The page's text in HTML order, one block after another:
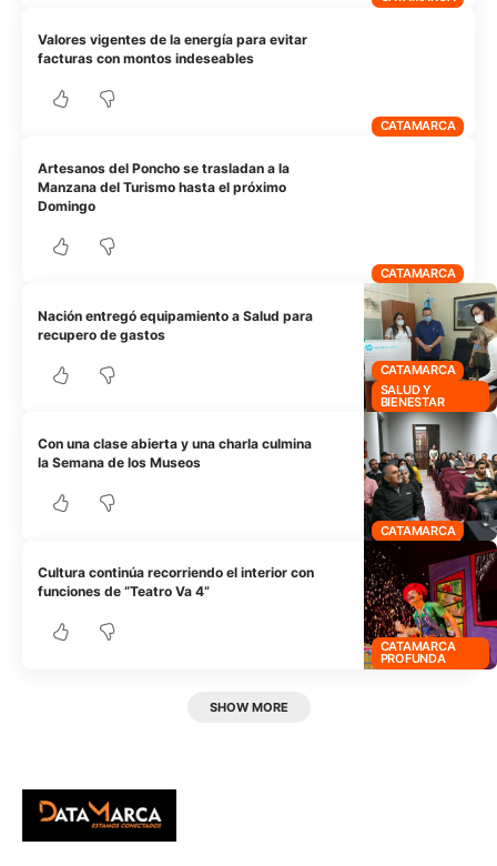
CATAMARCA
Valores vigentes de la energía para evitar
facturas con montos indeseables
CATAMARCA
Artesanos del Poncho se trasladan a la
Manzana del Turismo hasta el próximo
Domingo
CATAMARCA
SALUD Y
BIENESTAR
Nación entregó equipamiento a Salud para
recupero de gastos
CATAMARCA
Con una clase abierta y una charla culmina
la Semana de los Museos
CATAMARCA
PROFUNDA
Cultura continúa recorriendo el interior con
funciones de “Teatro Va 4”
SHOW MORE